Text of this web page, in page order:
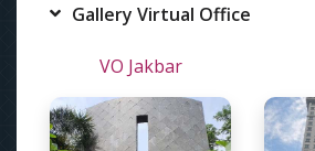
Gallery Virtual Office
VO Jakbar